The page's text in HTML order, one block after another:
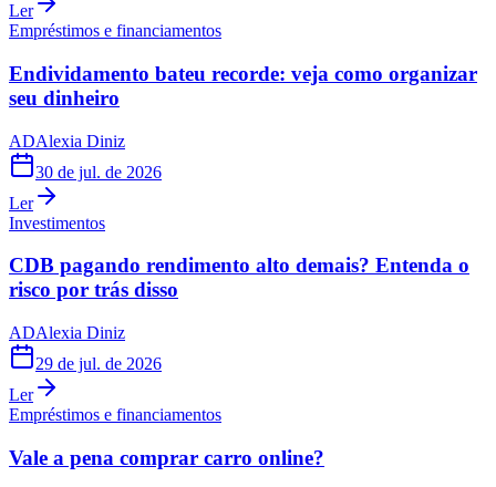
Ler
Empréstimos e financiamentos
Endividamento bateu recorde: veja como organizar
seu dinheiro
ADAlexia Diniz
30 de jul. de 2026
Ler
Investimentos
CDB pagando rendimento alto demais? Entenda o
risco por trás disso
ADAlexia Diniz
29 de jul. de 2026
Ler
Empréstimos e financiamentos
Vale a pena comprar carro online?